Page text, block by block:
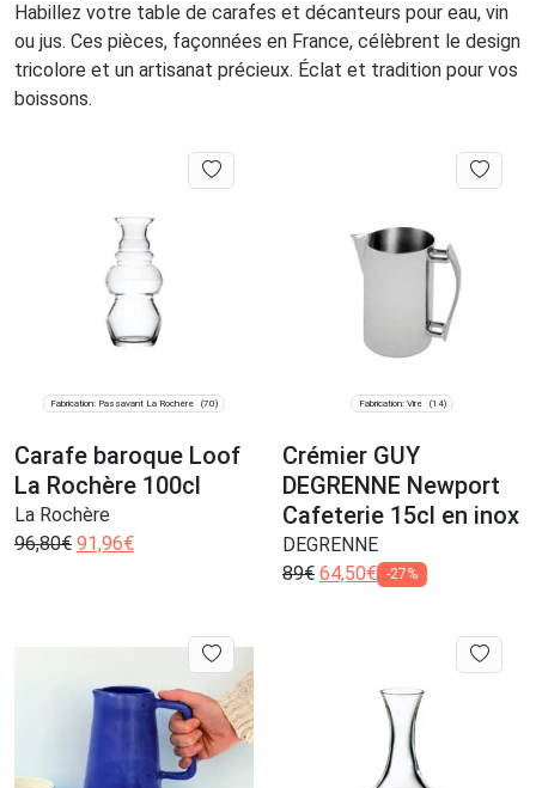
Habillez votre table de carafes et décanteurs pour eau, vin
ou jus. Ces pièces, façonnées en France, célèbrent le design
tricolore et un artisanat précieux. Éclat et tradition pour vos
boissons.
Fabrication: Passavant La Rochère (70)
Carafe baroque Loof
La Rochère 100cl
La Rochère
96,80€ 91,96€
Fabrication: Vire (14)
Crémier GUY
DEGRENNE Newport
Cafeterie 15cl en inox
DEGRENNE
89€ 64,50€ -27%